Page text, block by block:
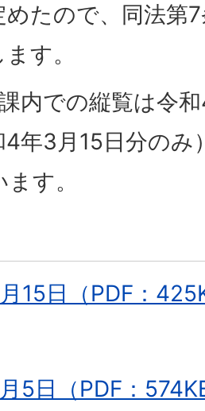
たので、同法第
す。
内での縦覧は令
4年3月15日分の
す。
15日（PDF：
5日（PDF：